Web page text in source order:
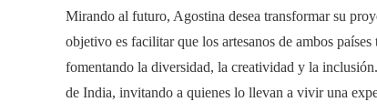
Mirando al futuro, Agostina desea transformar su
objetivo es facilitar que los artesanos de ambos
fomentando la diversidad, la creatividad y la
de India, invitando a quienes lo llevan a vivir una